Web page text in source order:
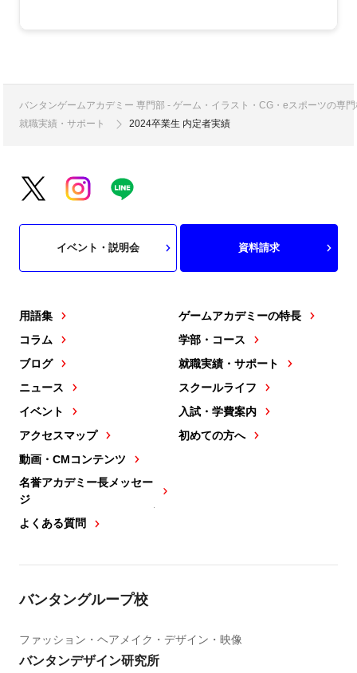
バンタンゲームアカデミー 専門部 - ゲーム・イラスト・CG・eスポーツの専
就職実績・サポート
2024卒業生 内定者実績
用語集
コラム
ブログ
ニュース
イベント
アクセスマップ
動画・CMコンテンツ
名誉アカデミー長メッセー
ジ
よくある質問
ゲームアカデミーの特長
学部・コース
就職実績・サポート
スクールライフ
入試・学費案内
初めての方へ
イベント・説明会 資料請求
バンタングループ校
ファッション・ヘアメイク・デザイン・映像
バンタンデザイン研究所